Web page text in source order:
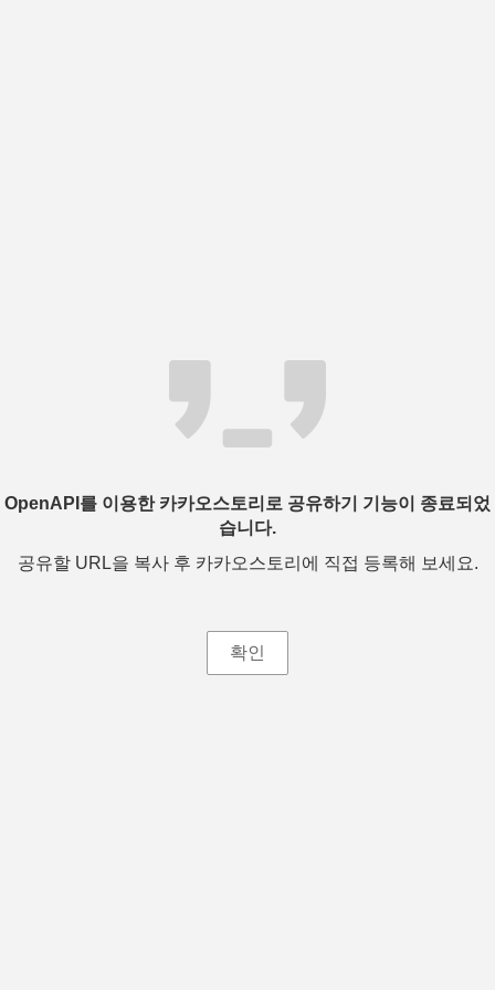
OpenAPI를 이용한 카카오스토리로 공유하기 기능이 종료되었
습니다.
공유할 URL을 복사 후 카카오스토리에 직접 등록해 보세요.
확인